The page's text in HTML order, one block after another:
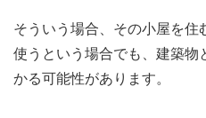
そういう場合、その小屋を住
使うという場合でも、建築物
かる可能性があります。